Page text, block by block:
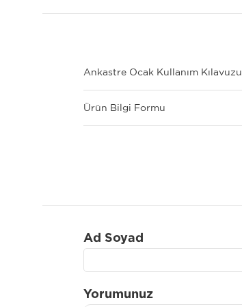
Ankastre Ocak Kullanım Kılavuzu
Ürün Bilgi Formu
Ad Soyad
Yorumunuz